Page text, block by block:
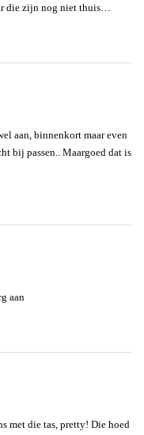
die zijn nog niet thuis…
aan, binnenkort maar even
bij passen.. Maargoed dat is
aan
met die tas, pretty! Die hoed